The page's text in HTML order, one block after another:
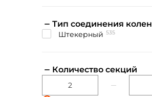
Тип соединения колен
штекерный 535
Количество секций